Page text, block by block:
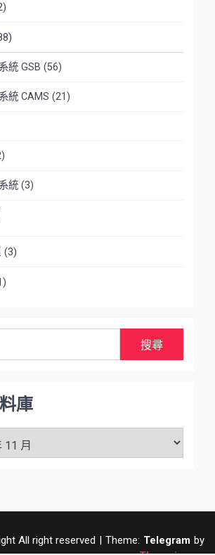
統 GSB (56)
統 CAMS (21)
統(3)
(3)
庫
All right reserved | Theme: Telegram by